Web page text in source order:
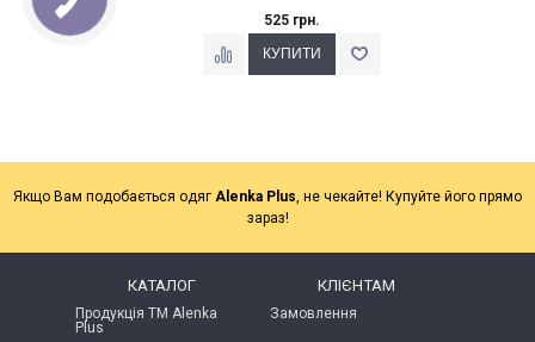
525 грн.
Якщо Вам подобається одяг Alenka Plus, не чекайте! Купуйте його прямо
зараз!
КАТАЛОГ
Продукція ТМ Alenka
Plus
КЛІЄНТАМ
Замовлення